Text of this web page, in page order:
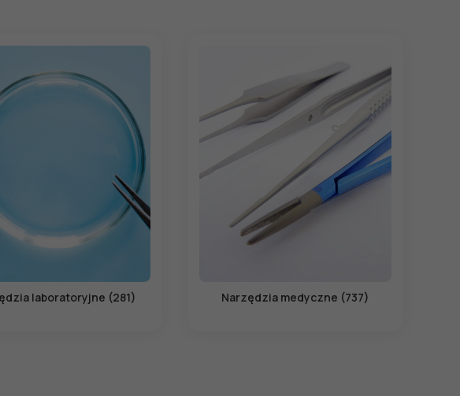
laboratoryjne (281) Narzędzia medyczne (737)